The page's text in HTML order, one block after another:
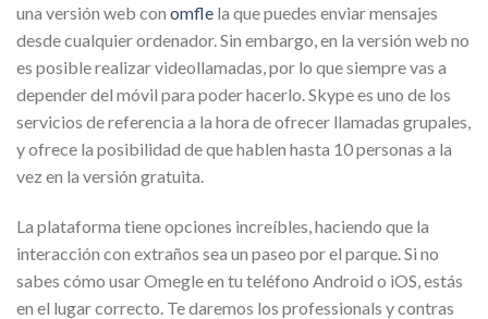
una versión web con omfle la que puedes enviar mensajes
desde cualquier ordenador. Sin embargo, en la versión web no
es posible realizar videollamadas, por lo que siempre vas a
depender del móvil para poder hacerlo. Skype es uno de los
servicios de referencia a la hora de ofrecer llamadas grupales,
y ofrece la posibilidad de que hablen hasta 10 personas a la
vez en la versión gratuita.
La plataforma tiene opciones increíbles, haciendo que la
interacción con extraños sea un paseo por el parque. Si no
sabes cómo usar Omegle en tu teléfono Android o iOS, estás
en el lugar correcto. Te daremos los professionals y contras